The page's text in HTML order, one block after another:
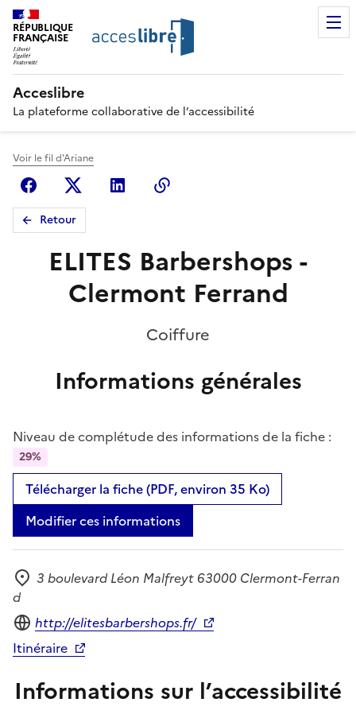
RÉPUBLIQUE
FRANÇAISE
Acceslibre
La plateforme collaborative de l’accessibilité
Voir le fil d'Ariane
FacebookX (anciennement Twitter)
Linkedin
Retour
ELITES Barbershops -
Clermont Ferrand
Coiffure
Informations générales
Niveau de complétude des informations de la fiche :
29%
Télécharger la fiche (PDF, environ 35 Ko)
Modifier ces informations
Adresse
3 boulevard Léon Malfreyt 63000 Clermont-Ferran
d
Site internet
http://elitesbarbershops.fr/
Itinéraire
Informations sur l’accessibilité